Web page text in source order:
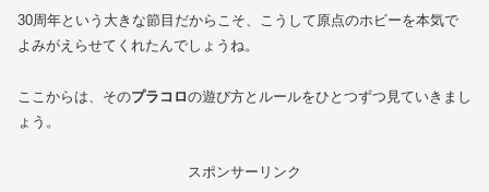
30周年という大きな節目だからこそ、こうして原点のホビーを本気で
よみがえらせてくれたんでしょうね。
ここからは、そのプラコロの遊び方とルールをひとつずつ見ていきまし
ょう。
スポンサーリンク